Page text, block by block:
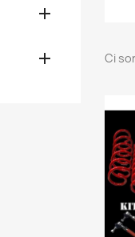

 Ci